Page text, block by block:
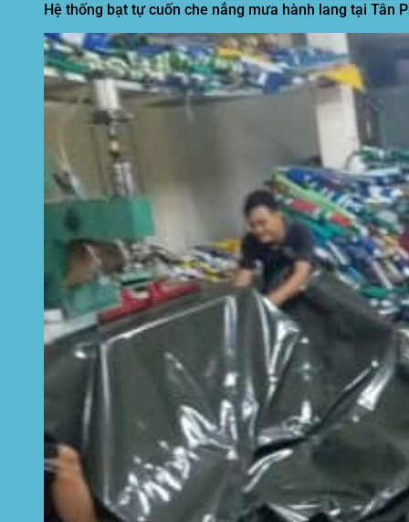
Hệ thống bạt tự cuốn che nắng mưa hành lang tại Tân